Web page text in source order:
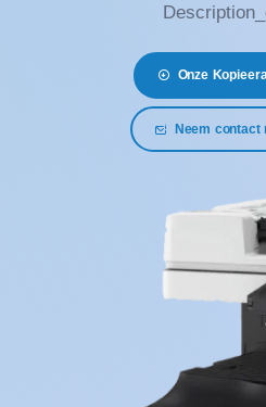
Onze
Neem contact